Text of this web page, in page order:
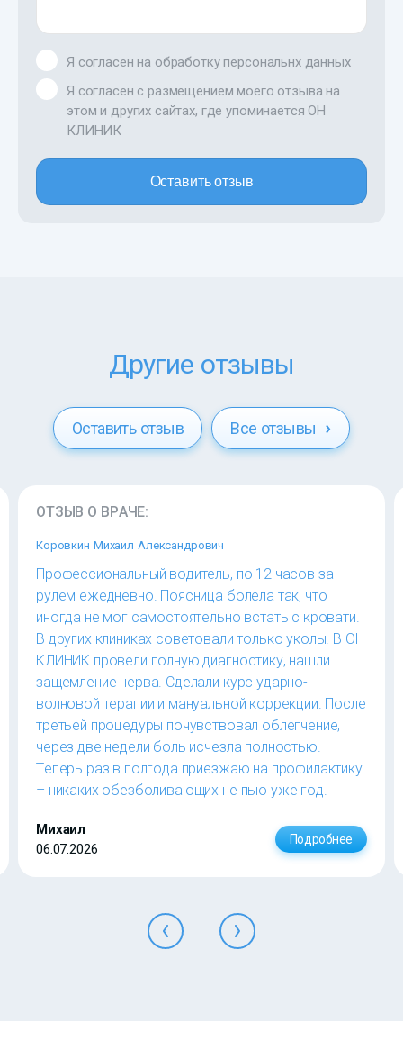
Я согласен на обработку персональнх данных
Я согласен с размещением моего отзыва на
этом и других сайтах, где упоминается ОН
КЛИНИК
Оставить отзыв
Другие отзывы
Оставить отзыв Все отзывы
ОТЗЫВ О ВРАЧЕ:
Коровкин Михаил Александрович
Профессиональный водитель, по 12 часов за
рулем ежедневно. Поясница болела так, что
иногда не мог самостоятельно встать с кровати.
В других клиниках советовали только уколы. В ОН
КЛИНИК провели полную диагностику, нашли
защемление нерва. Сделали курс ударно-
волновой терапии и мануальной коррекции. После
третьей процедуры почувствовал облегчение,
через две недели боль исчезла полностью.
Теперь раз в полгода приезжаю на профилактику
– никаких обезболивающих не пью уже год.
Михаил
06.07.2026
Подробнее